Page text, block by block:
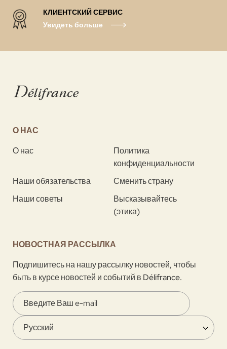
КЛИЕНТСКИЙ СЕРВИС
Увидеть больше
О НАС
О нас
Политика
конфиденциальности
Наши обязательства
Сменить страну
Наши советы
Высказывайтесь
(этика)
НОВОСТНАЯ РАССЫЛКА
Подпишитесь на нашу рассылку новостей, чтобы
быть в курсе новостей и событий в Délifrance.